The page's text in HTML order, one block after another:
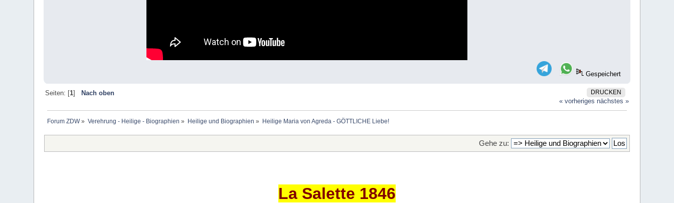
Gespeichert
DRUCKEN
Seiten: [1]
Nach oben
« vorheriges nächstes »
Forum ZDW» Verehrung - Heilige - Biographien » Heilige und Biographien » Heilige Maria von Agreda - GÖTTLICHE Liebe!
Gehe zu:
La Salette 1846